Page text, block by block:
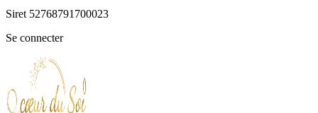
Siret 52768791700023
Se connecter